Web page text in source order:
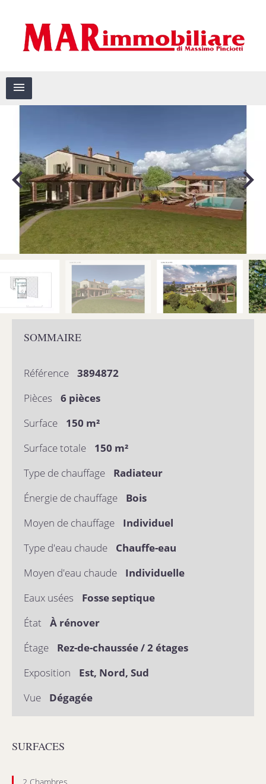
SOMMAIRE
Référence
3894872
Pièces
6 pièces
Surface
150 m²
Surface totale
150 m²
Type de chauffage
Radiateur
Énergie de chauffage
Bois
Moyen de chauffage
Individuel
Type d'eau chaude
Chauffe-eau
Moyen d'eau chaude
Individuelle
Eaux usées
Fosse septique
État
À rénover
Étage
Rez-de-chaussée / 2 étages
Exposition
Est, Nord, Sud
Vue
Dégagée
SURFACES